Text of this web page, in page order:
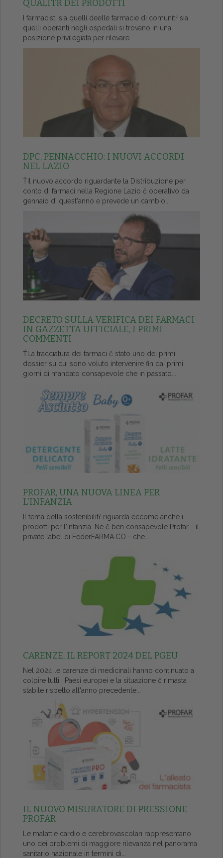
QUALITŔ DEI PRODOTTI
I farmacisti sia quelli deelle farmacie di comunitŕ sia
quelli operanti negli ospedali si trovano in una
posizione privilegiata per rilevare...
DPC, PENNACCHIO: I NUOVI ACCORDI
NEL LAZIO
ŤIl nuovo accordo riguardante la Distribuzione per
conto di farmaci nella Regione Lazio č operativo da
gennaio di quest'anno e prevede un cambio...
DECRETO SULLA VERIFICA DEI FARMACI
IN GAZZETTA UFFICIALE, I PRIMI
COMMENTI
ŤLa tracciatura dei farmaci č stato uno dei primi
dossier su cui sono voluto intervenire fin dai primi
giorni di mandato consapevole che in passato...
PROFAR, UNA NUOVA LINEA PER
L’INFANZIA
Il tema della sostenibilitŕ riguarda eccome anche i
prodotti per l'infanzia. Ne č ben consapevole Profar - il
private label di FederFARMA.CO - che...
CARENZE, IL REPORT 2024 DEL PGEU
Nel 2024 le carenze di medicinali hanno continuato a
colpire tutti i Paesi europei e la situazione č rimasta
stabile rispetto all'anno precedente...
IL NUOVO MISURATORE DI PRESSIONE
PROFAR
Le malattie cardio e cerebrovascolari rappresentano
uno dei problemi di maggiore rilevanza nel panorama
sanitario nazionale in termini di...